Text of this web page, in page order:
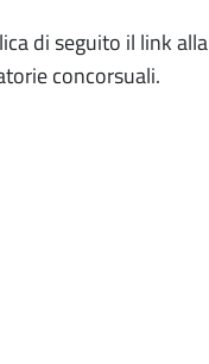
di seguito il link alla
concorsuali.